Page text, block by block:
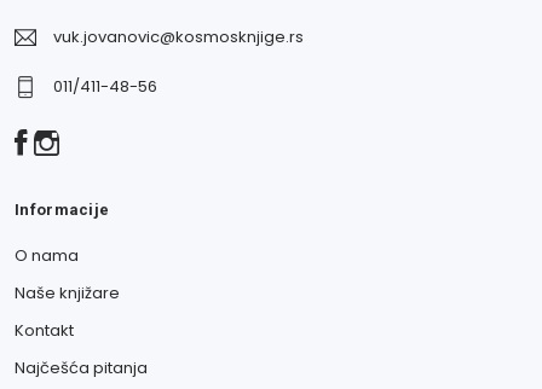
vuk.jovanovic@kosmosknjige.rs
011/411-48-56
Informacije
O nama
Naše knjižare
Kontakt
Najčešća pitanja